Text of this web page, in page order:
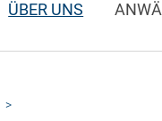
ÜBER UNS